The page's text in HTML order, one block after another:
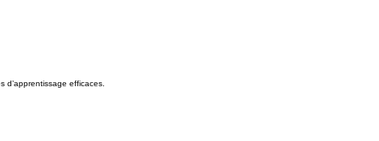
d’apprentissage efficaces.